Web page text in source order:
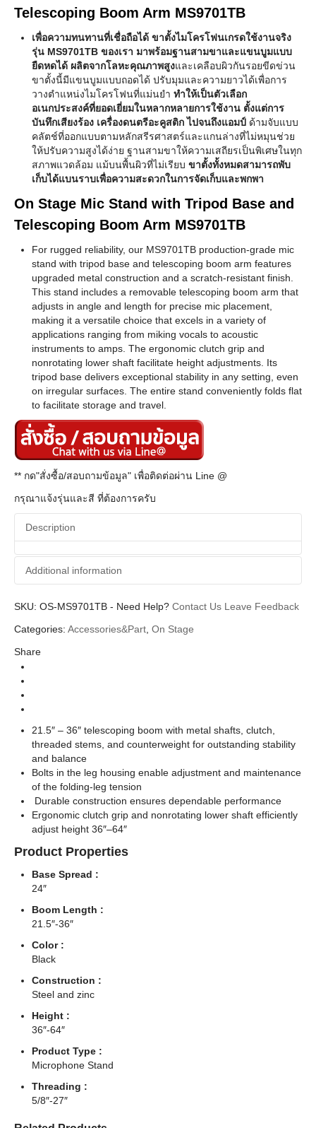
Telescoping Boom Arm MS9701TB
เพื่อความทนทานที่เชื่อถือได้ ขาตั้งไมโครโฟนเกรดใช้งานจริง
รุ่น MS9701TB ของเรา มาพร้อมฐานสามขาและแขนบูมแบบ
ยืดหดได้ ผลิตจากโลหะคุณภาพสูงและเคลือบผิวกันรอยขีดข่วน
ขาตั้งนี้มีแขนบูมแบบถอดได้ ปรับมุมและความยาวได้เพื่อการ
วางตำแหน่งไมโครโฟนที่แม่นยำ ทำให้เป็นตัวเลือก
อเนกประสงค์ที่ยอดเยี่ยมในหลากหลายการใช้งาน ตั้งแต่การ
บันทึกเสียงร้อง เครื่องดนตรีอะคูสติก ไปจนถึงแอมป์ ด้ามจับแบบ
คลัตช์ที่ออกแบบตามหลักสรีรศาสตร์และแกนล่างที่ไม่หมุนช่วย
ให้ปรับความสูงได้ง่าย ฐานสามขาให้ความเสถียรเป็นพิเศษในทุก
สภาพแวดล้อม แม้บนพื้นผิวที่ไม่เรียบ ขาตั้งทั้งหมดสามารถพับ
เก็บได้แบนราบเพื่อความสะดวกในการจัดเก็บและพกพา
On Stage Mic Stand with Tripod Base and
Telescoping Boom Arm MS9701TB
For rugged reliability, our MS9701TB production-grade mic
stand with tripod base and telescoping boom arm features
upgraded metal construction and a scratch-resistant finish.
This stand includes a removable telescoping boom arm that
adjusts in angle and length for precise mic placement,
making it a versatile choice that excels in a variety of
applications ranging from miking vocals to acoustic
instruments to amps. The ergonomic clutch grip and
nonrotating lower shaft facilitate height adjustments. Its
tripod base delivers exceptional stability in any setting, even
on irregular surfaces. The entire stand conveniently folds flat
to facilitate storage and travel.
** กด"สั่งซื้อ/สอบถามข้อมูล" เพื่อติดต่อผ่าน Line @
กรุณาแจ้งรุ่นและสี ที่ต้องการครับ
Description
Additional information
Additional information
Brands On Stage
SKU: OS-MS9701TB - Need Help? Contact Us Leave Feedback
Categories: Accessories&Part On Stage
Share
21.5″ – 36″ telescoping boom with metal shafts, clutch,
threaded stems, and counterweight for outstanding stability
and balance
Bolts in the leg housing enable adjustment and maintenance
of the folding-leg tension
Durable construction ensures dependable performance
Ergonomic clutch grip and nonrotating lower shaft efficiently
adjust height 36″–64″
Product Properties
Base Spread :
24″
Boom Length :
21.5″-36″
Color :
Black
Construction :
Steel and zinc
Height :
36″-64″
Product Type :
Microphone Stand
Threading :
5/8″-27″